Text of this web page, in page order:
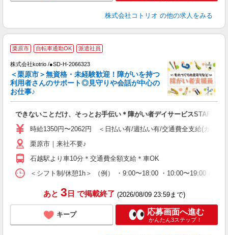
株式会社コトリオ の他の求人をみる
栗原市 自転車通勤OK 派遣社員
株式会社kotrio /●SD-H-2066323
＜栗原市＞無資格・未経験歓迎！障がいを持つ
利用者さんのサポート◎見守りや会話が中心の
お仕事♪
できないことだけ、そっとお手伝い＊障がい者デイサービスSTAFF
時給1350円〜2062円 ＜日払い有/週払い有/交通費全支給(ガソリ
栗原市｜来社不要♪
石越駅より車10分＊交通費全額支給＊車OK
＜シフト制/休憩1h＞ （例） ・9:00〜18:00 ・10:00〜19:00 な
あと 3 日 で掲載終了 (2026/08/09 23:59まで)
キープ 応募画面へ進む
かんたん3ステップ！